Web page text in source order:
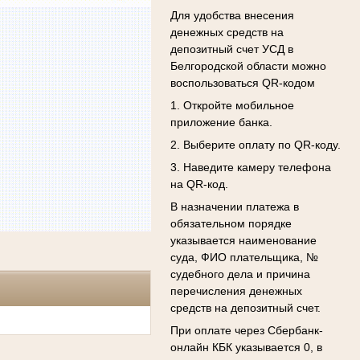
Для удобства внесения
денежных средств на
депозитный счет УСД в
Белгородской области можно
воспользоваться QR-кодом
1. Откройте мобильное
приложение банка.
2. Выберите оплату по QR-коду.
3. Наведите камеру телефона
на QR-код.
В назначении платежа в
обязательном порядке
указывается наименование
суда, ФИО плательщика, №
судебного дела и причина
перечисления денежных
средств на депозитный счет.
При оплате через Сбербанк-
онлайн КБК указывается 0, в